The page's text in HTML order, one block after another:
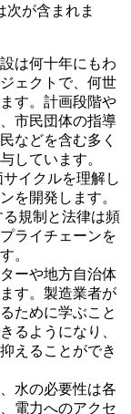
次が含まれま
は何十年にもわ
ェクトで、何世
す。計画段階や
市民団体の指導
などを含む多く
しています。
イクルを理解し
を開発します。
規制と法律は頻
ライチェーンを
。
ーや地方自治体
す。製造業者が
ために学ぶこと
るようになり、
えることができ
水の必要性は各
電力へのアクセ